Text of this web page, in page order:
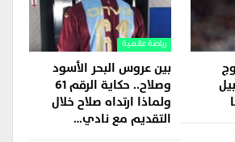
رياضة عالمية
بين عروس البحر الأسود
وصلاح.. حكاية الرقم 61
ولماذا ارتداه صلاح خلال
التقديم مع نادي…